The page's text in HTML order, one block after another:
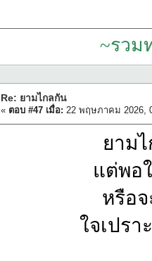
~รวม
Re: ยามไกลกัน
« ตอบ #47 เมื่อ: 22 พฤษภาคม 2026,
ยาม
แต่พอ
หรือ
ใจเปรา